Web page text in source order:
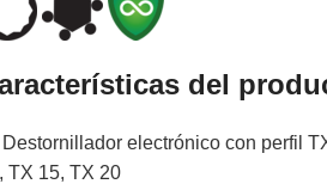
del
electrónico con perfil
TX 15, TX 20